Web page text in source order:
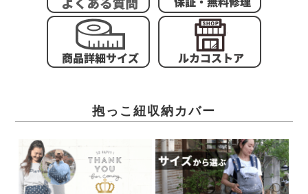
抱っこ紐収納カバー